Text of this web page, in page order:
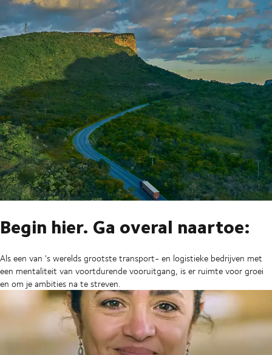
Begin hier. Ga overal naartoe:
Als een van 's werelds grootste transport- en logistieke bedrijven met
een mentaliteit van voortdurende vooruitgang, is er ruimte voor groei
en om je ambities na te streven.